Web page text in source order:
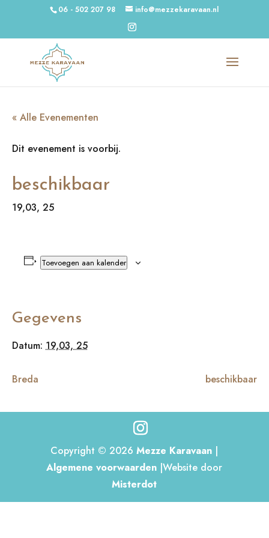
06 - 502 207 98 info@mezzekaravaan.nl
« Alle Evenementen
Dit evenement is voorbij.
beschikbaar
19,03, 25
Toevoegen aan kalender
Gegevens
Datum: 19,03, 25
Breda beschikbaar
Copyright © 2026Mezze Karavaan |
Algemene voorwaarden |Website door
Misterdot